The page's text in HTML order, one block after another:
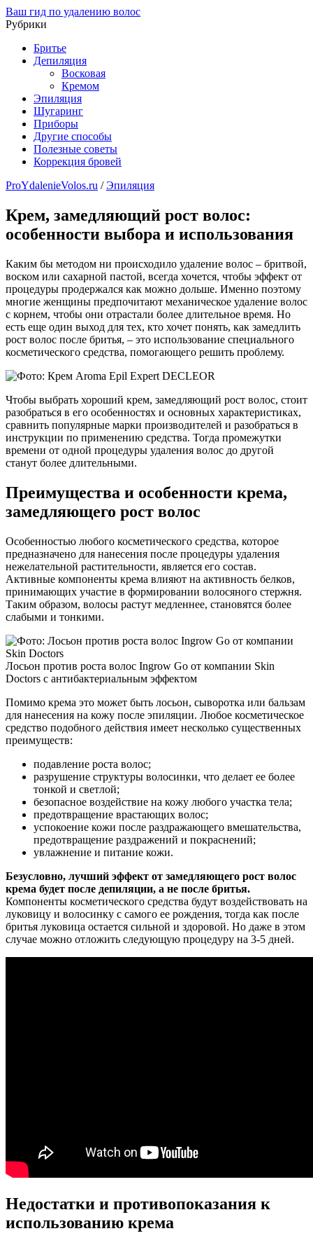
Ваш гид по удалению волос
Рубрики
Бритье
Депиляция
Восковая
Кремом
Эпиляция
Шугаринг
Приборы
Другие способы
Полезные советы
Коррекция бровей
ProYdalenieVolos.ru / Эпиляция
Крем, замедляющий рост волос:
особенности выбора и использования
Каким бы методом ни происходило удаление волос – бритвой,
воском или сахарной пастой, всегда хочется, чтобы эффект от
процедуры продержался как можно дольше. Именно поэтому
многие женщины предпочитают механическое удаление волос
с корнем, чтобы они отрастали более длительное время. Но
есть еще один выход для тех, кто хочет понять, как замедлить
рост волос после бритья, – это использование специального
косметического средства, помогающего решить проблему.
Чтобы выбрать хороший крем, замедляющий рост волос, стоит
разобраться в его особенностях и основных характеристиках,
сравнить популярные марки производителей и разобраться в
инструкции по применению средства. Тогда промежутки
времени от одной процедуры удаления волос до другой
станут более длительными.
Преимущества и особенности крема,
замедляющего рост волос
Особенностью любого косметического средства, которое
предназначено для нанесения после процедуры удаления
нежелательной растительности, является его состав.
Активные компоненты крема влияют на активность белков,
принимающих участие в формировании волосяного стержня.
Таким образом, волосы растут медленнее, становятся более
слабыми и тонкими.
Лосьон против роста волос Ingrow Go от компании Skin
Doctors с антибактериальным эффектом
Помимо крема это может быть лосьон, сыворотка или бальзам
для нанесения на кожу после эпиляции. Любое косметическое
средство подобного действия имеет несколько существенных
преимуществ:
подавление роста волос;
разрушение структуры волосинки, что делает ее более
тонкой и светлой;
безопасное воздействие на кожу любого участка тела;
предотвращение врастающих волос;
успокоение кожи после раздражающего вмешательства,
предотвращение раздражений и покраснений;
увлажнение и питание кожи.
Безусловно, лучший эффект от замедляющего рост волос
крема будет после депиляции, а не после бритья.
Компоненты косметического средства будут воздействовать на
луковицу и волосинку с самого ее рождения, тогда как после
бритья луковица остается сильной и здоровой. Но даже в этом
случае можно отложить следующую процедуру на 3-5 дней.
Недостатки и противопоказания к
использованию крема